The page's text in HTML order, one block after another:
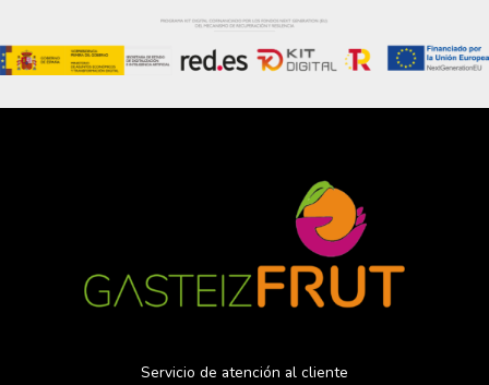
Servicio de atención al cliente